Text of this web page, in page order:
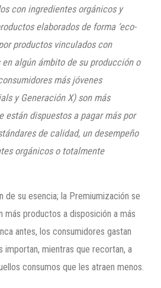
con ingredientes orgánicos y
elaborados de forma ‘eco-
productos vinculados con
algún ámbito de su producción o
más jóvenes
y Generación X) son más
están dispuestos a pagar más por
de calidad, un desempeño
orgánicos o totalmente
de su esencia; la Premiumización se
más productos a disposición a más
antes, los consumidores gastan
importan, mientras que recortan, a
consumos que les atraen menos.